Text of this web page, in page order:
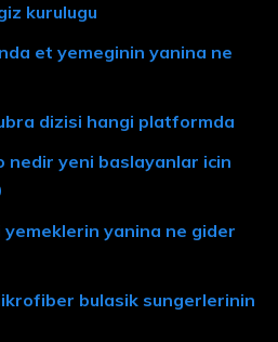
kurulugu
et yemeginin yanina ne
dizisi hangi platformda
nedir yeni baslayanlar icin
yanina ne gider
bulasik sungerlerinin